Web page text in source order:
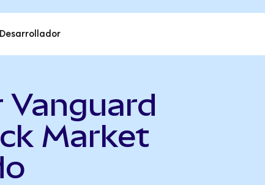
Desarrollador
Market